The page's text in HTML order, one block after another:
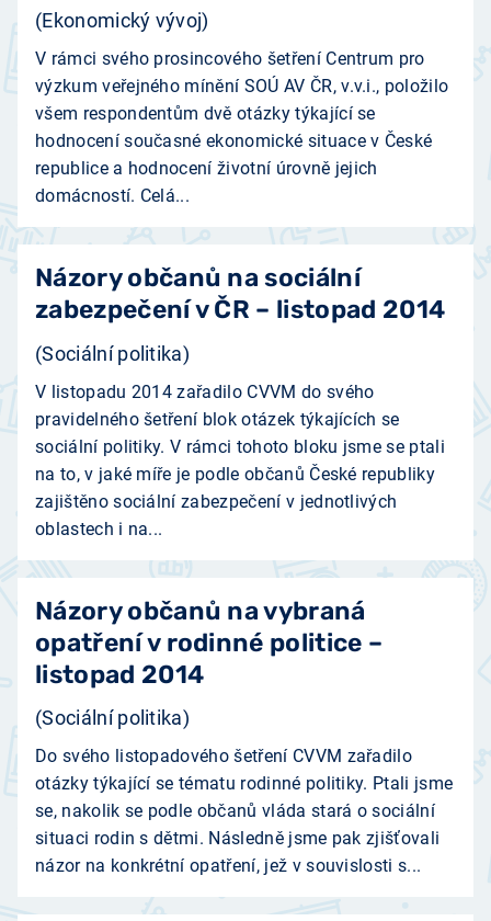
(Ekonomický vývoj)
V rámci svého prosincového šetření Centrum pro
výzkum veřejného mínění SOÚ AV ČR, v.v.i., položilo
všem respondentům dvě otázky týkající se
hodnocení současné ekonomické situace v České
republice a hodnocení životní úrovně jejich
domácností. Celá...
Názory občanů na sociální
zabezpečení v ČR – listopad 2014
(Sociální politika)
V listopadu 2014 zařadilo CVVM do svého
pravidelného šetření blok otázek týkajících se
sociální politiky. V rámci tohoto bloku jsme se ptali
na to, v jaké míře je podle občanů České republiky
zajištěno sociální zabezpečení v jednotlivých
oblastech i na...
Názory občanů na vybraná
opatření v rodinné politice –
listopad 2014
(Sociální politika)
Do svého listopadového šetření CVVM zařadilo
otázky týkající se tématu rodinné politiky. Ptali jsme
se, nakolik se podle občanů vláda stará o sociální
situaci rodin s dětmi. Následně jsme pak zjišťovali
názor na konkrétní opatření, jež v souvislosti s...